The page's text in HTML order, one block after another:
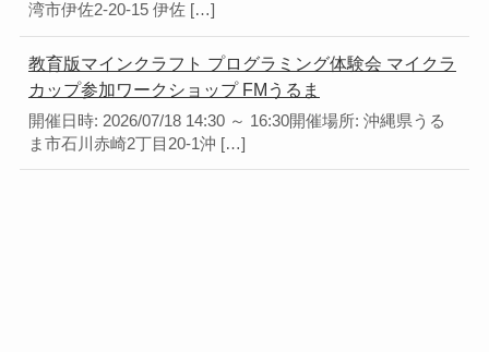
湾市伊佐2-20-15 伊佐 […]
教育版マインクラフト プログラミング体験会 マイクラ
カップ参加ワークショップ FMうるま
開催日時: 2026/07/18 14:30 ～ 16:30開催場所: 沖縄県うる
ま市石川赤崎2丁目20-1沖 […]